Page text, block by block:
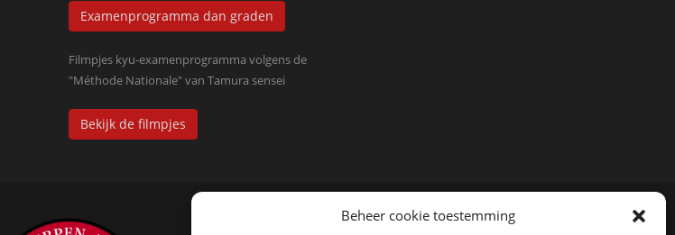
Beheer cookie toestemming
Examenprogramma dan graden
Filmpjes kyu-examenprogramma volgens de
"Méthode Nationale" van Tamura sensei
Bekijk de filmpjes